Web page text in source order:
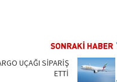
UÇAĞI SİPARİŞ
ETTİ